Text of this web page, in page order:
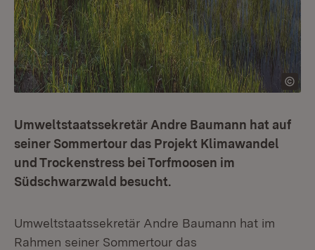
Umweltstaatssekretär Andre Baumann hat auf
seiner Sommertour das Projekt Klimawandel
und Trockenstress bei Torfmoosen im
Südschwarzwald besucht.
Umweltstaatssekretär Andre Baumann hat im
Rahmen seiner Sommertour das